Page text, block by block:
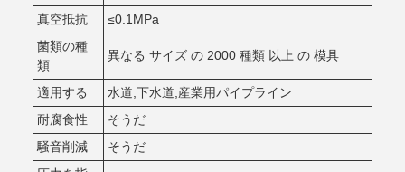
真空抵抗
≤0.1MPa
菌類の種
類
異なる サイズ の 2000 種類 以上 の 模具
適用する
水道,下水道,産業用パイプライン
耐腐食性
そうだ
騒音削減
そうだ